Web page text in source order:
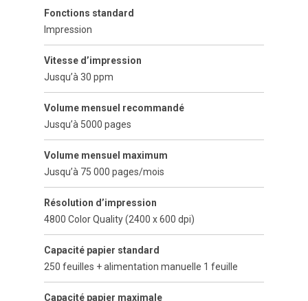
Fonctions standard
Impression
Vitesse d’impression
Jusqu’à 30 ppm
Volume mensuel recommandé
Jusqu’à 5000 pages
Volume mensuel maximum
Jusqu’à 75 000 pages/mois
Résolution d’impression
4800 Color Quality (2400 x 600 dpi)
Capacité papier standard
250 feuilles + alimentation manuelle 1 feuille
Capacité papier maximale